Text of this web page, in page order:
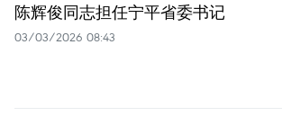
陈辉俊同志担任宁平省委书记
03/03/2026 08:43